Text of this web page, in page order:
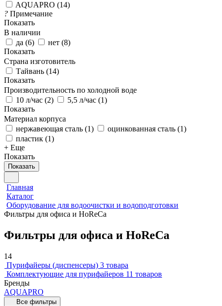
AQUAPRO (14)
? Примечание
Показать
В наличии
да (6) нет (8)
Показать
Страна изготовитель
Тайвань (14)
Показать
Производительность по холодной воде
10 л/час (2) 5,5 л/час (1)
Показать
Материал корпуса
нержавеющая сталь (1) оцинкованная сталь (1)
пластик (1)
+ Еще
Показать
Показать
Главная
Каталог
Оборудование для водоочистки и водоподготовки
Фильтры для офиса и HoReCa
Фильтры для офиса и HoReCa
14
Пурифайеры (диспенсеры) 3 товара
Комплектующие для пурифайеров 11 товаров
Бренды
AQUAPRO
Все фильтры